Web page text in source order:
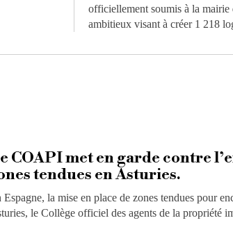
officiellement soumis à la
ambitieux visant à créer 1 218
COAPI met en garde contre
tendues en Asturies.
Espagne, la mise en place de zones tendues pour
le Collège officiel des agents de la propriété